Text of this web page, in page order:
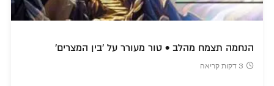
הנחמה תצמח מהלב • טור מעורר על 'בין המצרים'
3 דקות קריאה